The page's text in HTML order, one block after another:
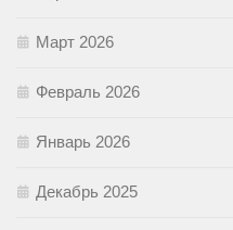
Март 2026
Февраль 2026
Январь 2026
Декабрь 2025